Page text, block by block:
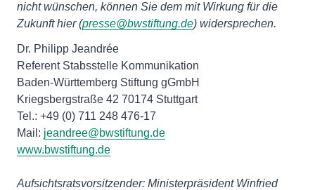
nicht wünschen, können Sie dem mit Wirkung für die
Zukunft hier (presse@bwstiftung.de) widersprechen.
Dr. Philipp Jeandrée
Referent Stabsstelle Kommunikation
Baden-Württemberg Stiftung gGmbH
Kriegsbergstraße 42 70174 Stuttgart
Tel.: +49 (0) 711 248 476-17
Mail: jeandree@bwstiftung.de
www.bwstiftung.de
Aufsichtsratsvorsitzender: Ministerpräsident Winfried